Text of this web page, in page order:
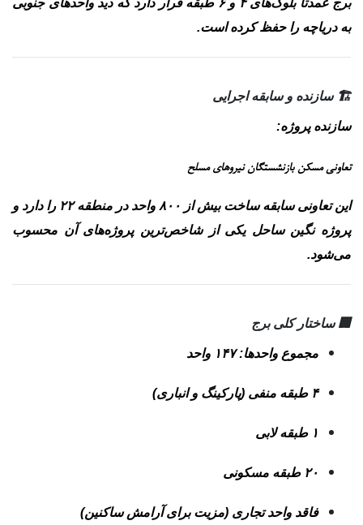
به دریاچه را حفظ کرده است.
🏗 سازنده و سابقه اجرایی
سازنده پروژه:
تعاونی مسکن بازنشستگان نیروهای مسلح
این تعاونی سابقه ساخت بیش از ۸۰۰ واحد در منطقه ۲۲ را دارد و
پروژه نگین ساحل یکی از شاخص‌ترین پروژه‌های آن محسوب
می‌شود.
🏢 ساختار کلی برج
مجموع واحدها: ۱۴۷ واحد
۴ طبقه منفی (پارکینگ و انباری)
۱ طبقه لابی
۲۰ طبقه مسکونی
فاقد واحد تجاری (مزیت برای آرامش ساکنین)